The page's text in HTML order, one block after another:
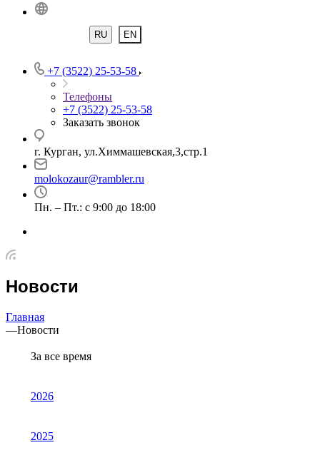
RU EN
+7 (3522) 25-53-58
Телефоны
+7 (3522) 25-53-58
Заказать звонок
г. Курган, ул.Химмашевская,3,стр.1
molokozaur@rambler.ru
Пн. – Пт.: с 9:00 до 18:00
Новости
Главная
—Новости
За все время
2026
2025